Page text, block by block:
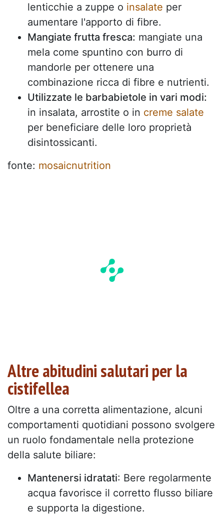
lenticchie a zuppe o insalate per
aumentare l'apporto di fibre.
Mangiate frutta fresca: mangiate una
mela come spuntino con burro di
mandorle per ottenere una
combinazione ricca di fibre e nutrienti.
Utilizzate le barbabietole in vari modi:
in insalata, arrostite o in creme salate
per beneficiare delle loro proprietà
disintossicanti.
fonte: mosaicnutrition
Altre abitudini salutari per la
cistifellea
Oltre a una corretta alimentazione, alcuni
comportamenti quotidiani possono svolgere
un ruolo fondamentale nella protezione
della salute biliare:
Mantenersi idratati: Bere regolarmente
acqua favorisce il corretto flusso biliare
e supporta la digestione.